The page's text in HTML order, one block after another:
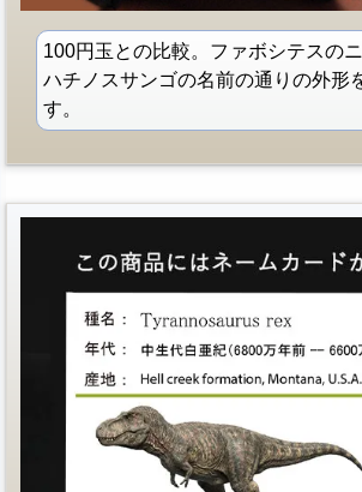
100円玉との比較。ファボシテスのニ
ハチノスサンゴの名前の通りの外形
す。